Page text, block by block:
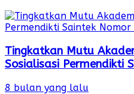
Tingkatkan Mutu
Sosialisasi Permendikti
8 bulan yang lalu